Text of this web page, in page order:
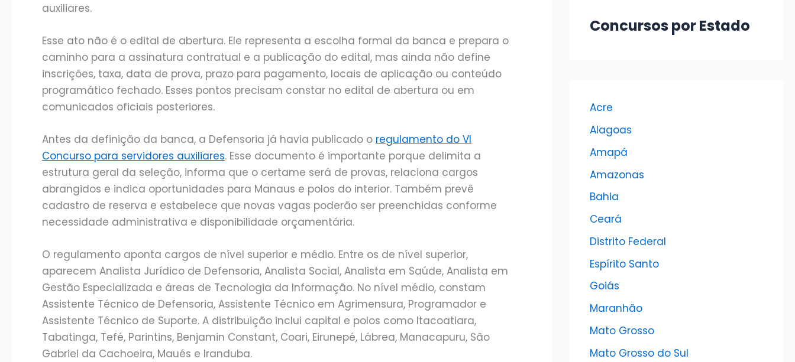
auxiliares.
Esse ato não é o edital de abertura. Ele representa a escolha formal da banca e prepara o
caminho para a assinatura contratual e a publicação do edital, mas ainda não define
inscrições, taxa, data de prova, prazo para pagamento, locais de aplicação ou conteúdo
programático fechado. Esses pontos precisam constar no edital de abertura ou em
comunicados oficiais posteriores.
Antes da definição da banca, a Defensoria já havia publicado o regulamento do VI
Concurso para servidores auxiliares. Esse documento é importante porque delimita a
estrutura geral da seleção, informa que o certame será de provas, relaciona cargos
abrangidos e indica oportunidades para Manaus e polos do interior. Também prevê
cadastro de reserva e estabelece que novas vagas poderão ser preenchidas conforme
necessidade administrativa e disponibilidade orçamentária.
O regulamento aponta cargos de nível superior e médio. Entre os de nível superior,
aparecem Analista Jurídico de Defensoria, Analista Social, Analista em Saúde, Analista em
Gestão Especializada e áreas de Tecnologia da Informação. No nível médio, constam
Assistente Técnico de Defensoria, Assistente Técnico em Agrimensura, Programador e
Assistente Técnico de Suporte. A distribuição inclui capital e polos como Itacoatiara,
Tabatinga, Tefé, Parintins, Benjamin Constant, Coari, Eirunepé, Lábrea, Manacapuru, São
Gabriel da Cachoeira, Maués e Iranduba.
Concursos por Estado
Acre
Alagoas
Amapá
Amazonas
Bahia
Ceará
Distrito Federal
Espírito Santo
Goiás
Maranhão
Mato Grosso
Mato Grosso do Sul